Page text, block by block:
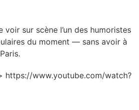
voir sur scène l’un des humoristes
du moment — sans avoir à
https://www.youtube.com/watch?